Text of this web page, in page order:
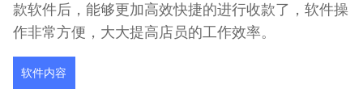
款软件后，能够更加高效快捷的进行收款了，软件操
作非常方便，大大提高店员的工作效率。
软件内容